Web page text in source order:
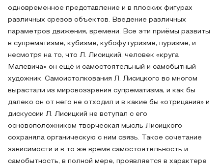
одновременное представление и в плоских фигурах
различных срезов объектов. Введение различных
параметров движения, времени. Все эти приёмы развиты
в супрематизме, кубизме, кубофутуризме, пуризме, и
несмотря на то, что Л. Лисицкий, человек «круга
Малевича» он ещё и самостоятельный и самобытный
художник. Самоистолкования Л. Лисицкого во многом
вырастали из мировоззрения супрематизма, и как бы
далеко он от него не отходил и в какие бы «отрицания» и
дискуссии Л. Лисицкий не вступал с его
основоположником творческая мысль Лисицкого
сохраняла органическую с ним связь. Такое сочетание
зависимости и в то же время самостоятельность и
самобытность, в полной мере, проявляется в характере